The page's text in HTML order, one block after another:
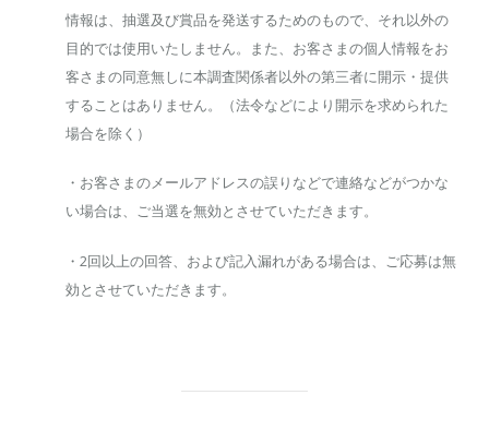
情報は、 抽選及び賞品を発送するためのもので、 それ以外の
目的では使用いたしません。また、 お客さまの個人情報をお
客さまの同意無しに本調査関係者以外の第三者に開示・提供
することはありません。（法令などにより開示を求められた
場合を除く）
・ お客さまのメールアドレスの誤りなどで連絡などがつかな
い場合は、ご当選を無効とさせていただきます。
・2回以上の回答、および記入漏れがある場合は、
ご応募は無
効とさせていただきます。